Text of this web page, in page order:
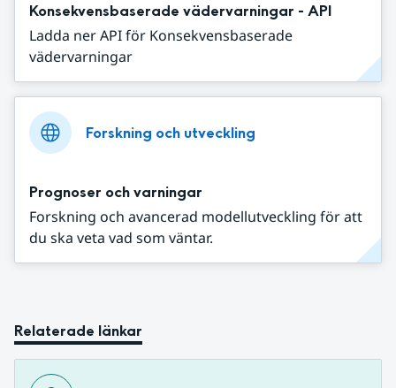
Konsekvensbaserade vädervarningar - API
Ladda ner API för Konsekvensbaserade
vädervarningar
Forskning och utveckling
Prognoser och varningar
Forskning och avancerad modellutveckling för att
du ska veta vad som väntar.
Relaterade länkar